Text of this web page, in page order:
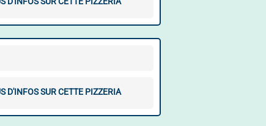
D'INFOS SUR CETTE PIZZERIA